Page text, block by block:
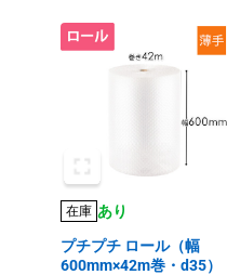
在庫 あり
プチプチ ロール（幅
600mm×42m巻・d35）